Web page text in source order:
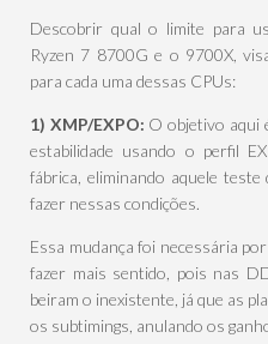
Descobrir qual o limite para
Ryzen 7 8700G e o 9700X,
para cada uma dessas CPUs:
1) XMP/EXPO: O objetivo aqui
estabilidade usando o perfil
fábrica, eliminando aquele
fazer nessas condições.
Essa mudança foi necessária
fazer mais sentido, pois nas
beiram o inexistente, já que as
os subtimings, anulando os